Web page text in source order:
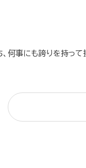
何事にも誇りを持って